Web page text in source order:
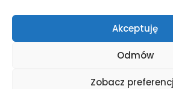
Akceptuję
Odmów
Zobacz